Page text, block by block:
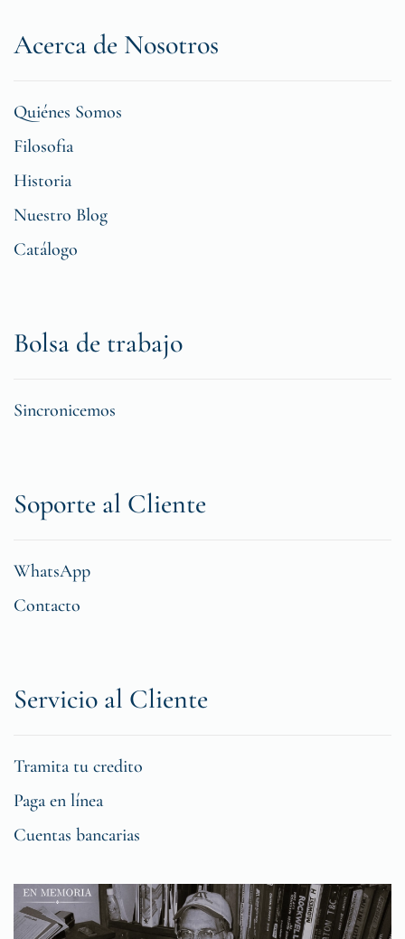
Acerca de Nosotros
Quiénes Somos
Filosofia
Historia
Nuestro Blog
Catálogo
Bolsa de trabajo
Sincronicemos
Soporte al Cliente
WhatsApp
Contacto
Servicio al Cliente
Tramita tu credito
Paga en línea
Cuentas bancarias